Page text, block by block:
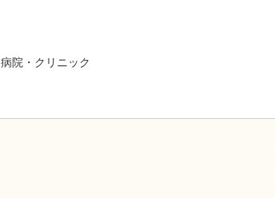
病院・クリニック